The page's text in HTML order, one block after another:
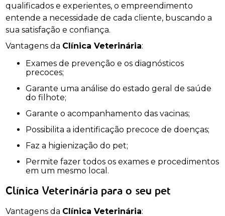
qualificados e experientes, o empreendimento
entende a necessidade de cada cliente, buscando a
sua satisfação e confiança.
Vantagens da Clínica Veterinária:
Exames de prevenção e os diagnósticos
precoces;
Garante uma análise do estado geral de saúde
do filhote;
Garante o acompanhamento das vacinas;
Possibilita a identificação precoce de doenças;
Faz a higienização do pet;
Permite fazer todos os exames e procedimentos
em um mesmo local.
Clínica Veterinária para o seu pet
Vantagens da Clínica Veterinária: